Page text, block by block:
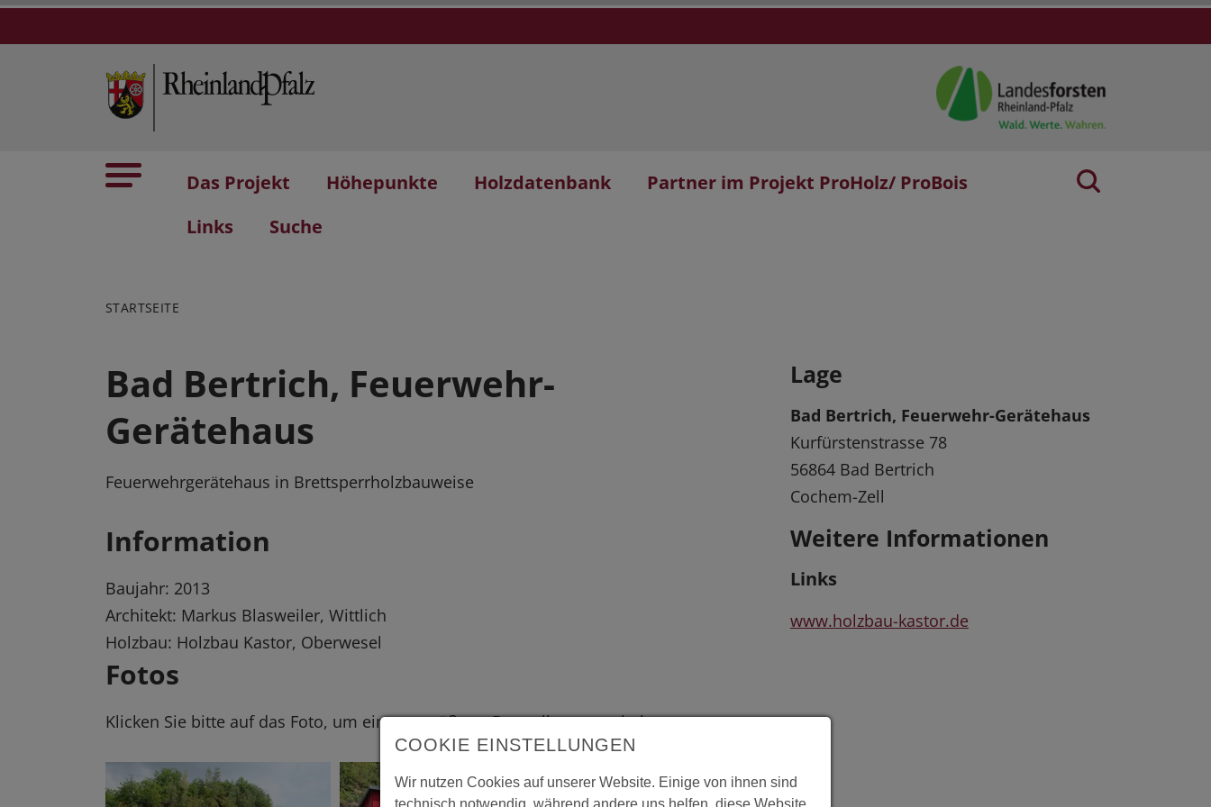
Das Projekt Höhepunkte Holzdatenbank
Partner im Projekt ProHolz/ ProBois
Links
Suche
STARTSEITE
Bad Bertrich, Feuerwehr-
Gerätehaus
Feuerwehrgerätehaus in Brettsperrholzbauweise
Information
Baujahr: 2013
Architekt: Markus Blasweiler, Wittlich
Holzbau: Holzbau Kastor, Oberwesel
Fotos
Klicken Sie bitte auf das Foto, um eine vergrößerte Darstellung zu erhalten.
Lage
Bad Bertrich, Feuerwehr-Gerätehaus
Kurfürstenstrasse 78
56864 Bad Bertrich
Cochem-Zell
Weitere Informationen
Links
www.holzbau-kastor.de
COOKIE EINSTELLUNGEN
Wir nutzen Cookies auf unserer Website. Einige von ihnen sind
technisch notwendig, während andere uns helfen, diese Website